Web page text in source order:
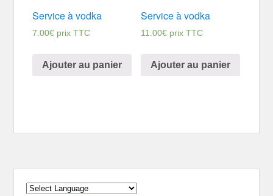
Service à vodka
7.00€ prix TTC
Ajouter au panier
Service à vodka
11.00€ prix TTC
Ajouter au panier